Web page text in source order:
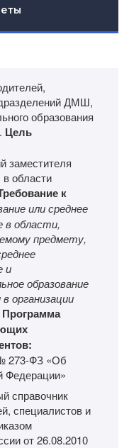
ДМШ,
образования
Цель
заместителя
области
к
или среднее
в области,
предмету,
и
образование
организации
Программа
273-ФЗ «Об
Федерации»
справочник
специалистов и
от 26.08.2010